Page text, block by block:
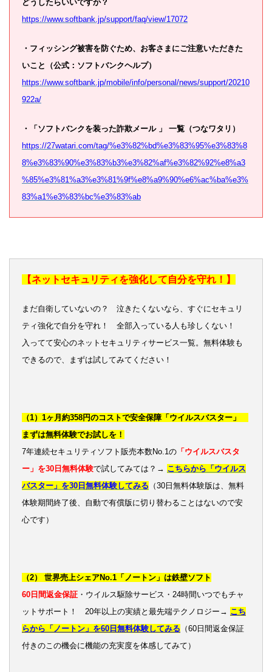
どうしたらいいですか？
https://www.softbank.jp/support/faq/view/17072
・フィッシング被害を防ぐため、お客さまにご注意いただきた
いこと（公式：ソフトバンクヘルプ）
https://www.softbank.jp/mobile/info/personal/news/support/20210
922a/
・「ソフトバンクを装った詐欺メール 」 一覧（つなワタリ）
https://27watari.com/tag/%e3%82%bd%e3%83%95%e3%83%8
8%e3%83%90%e3%83%b3%e3%82%af%e3%82%92%e8%a3
%85%e3%81%a3%e3%81%9f%e8%a9%90%e6%ac%ba%e3%
83%a1%e3%83%bc%e3%83%ab
【ネットセキュリティを強化して自分を守れ！】
まだ自衛していないの？ 泣きたくないなら、すぐにセキュリ
ティ強化で自分を守れ！ 全部入っている人も珍しくない！
入ってて安心のネットセキュリティサービス一覧。無料体験も
できるので、まずは試してみてください！
（1）1ヶ月約358円のコストで安全保障「ウイルスバスター」
まずは無料体験でお試しを！
7年連続セキュリティソフト販売本数No.1の 「ウイルスバスタ
ー」を30日無料体験で試してみては？→ こちらから「ウイルス
バスター」を30日無料体験してみる （30日無料体験版は、無料
体験期間終了後、自動で有償版に切り替わることはないので安
心です）
（2） 世界売上シェアNo.1「ノートン」は鉄壁ソフト
60日間返金保証 ・ウイルス駆除サービス・24時間いつでもチャ
ットサポート！ 20年以上の実績と最先端テクノロジー→ こち
らから「ノートン」を60日無料体験してみる （60日間返金保証
付きのこの機会に機能の充実度を体感してみて）